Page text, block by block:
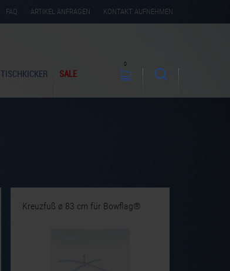
FAQ ARTIKEL ANFRAGEN KONTAKT AUFNEHMEN
TISCHKICKER SALE
0
Kreuzfuß ø 83 cm für Bowflag®